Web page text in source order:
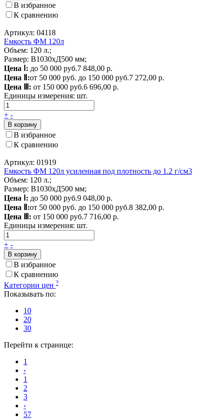
В избранное
К сравнению
Артикул: 04118
Емкость ФМ 120л
Объем: 120 л.;
Размер: В1030хД500 мм;
Цена Ⅰ: до 50 000 руб.7 848,00 р.
Цена Ⅱ:от 50 000 руб. до 150 000 руб.7 272,00 р.
Цена Ⅲ: от 150 000 руб.6 696,00 р.
Единицы измерения: шт.
+ -
В корзину
В избранное
К сравнению
Артикул: 01919
Емкость ФМ 120л усиленная под плотность до 1.2 г/см3
Объем: 120 л.;
Размер: В1030хД500 мм;
Цена Ⅰ: до 50 000 руб.9 048,00 р.
Цена Ⅱ:от 50 000 руб. до 150 000 руб.8 382,00 р.
Цена Ⅲ: от 150 000 руб.7 716,00 р.
Единицы измерения: шт.
+ -
В корзину
В избранное
К сравнению
Категории цен ?
Показывать по:
10
20
30
Перейти к странице:
1
‹
1
2
3
›
57